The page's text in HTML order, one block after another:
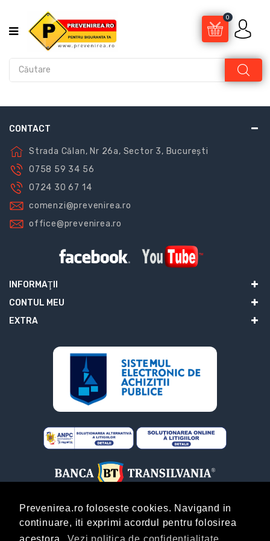
Prevenirea.ro foloseste cookies. Navigand in
continuare, iti exprimi acordul pentru folosirea
0
CONTACT
Strada Călan, Nr 26a, Sector 3, București
0758 59 34 56
0724 30 67 14
comenzi@prevenirea.ro
office@prevenirea.ro
INFORMAŢII
CONTUL MEU
EXTRA
ABONARE